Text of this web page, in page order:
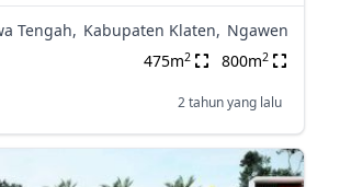
Tengah, Kabupaten Klaten, Ngawen
475m2 800m2
2 tahun yang lalu